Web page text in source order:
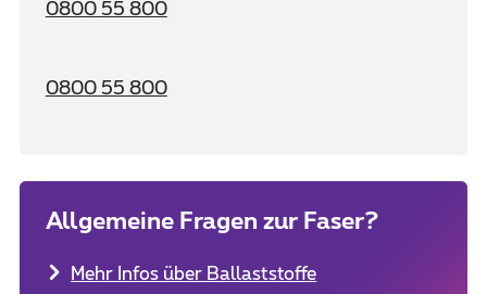
0800 55 800
0800 55 800
Allgemeine Fragen zur Faser?
Mehr Infos über Ballaststoffe